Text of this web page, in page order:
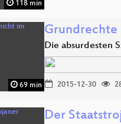
118 min
69 min
Die absurdesten
2015-12-30
Der